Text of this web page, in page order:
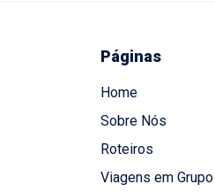
Páginas
Home
Sobre Nós
Roteiros
Viagens em Grupo